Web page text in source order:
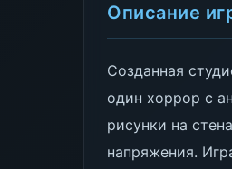
Описание
Созданная
один хоррор с
рисунки на
напряжения.